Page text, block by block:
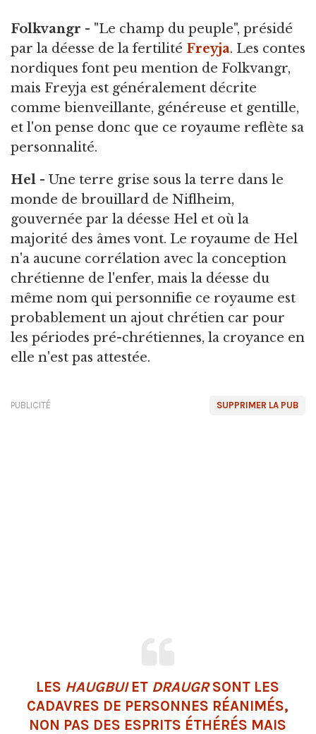
Folkvangr - "Le champ du peuple", présidé
par la déesse de la fertilité Freyja. Les contes
nordiques font peu mention de Folkvangr,
mais Freyja est généralement décrite
comme bienveillante, généreuse et gentille,
et l'on pense donc que ce royaume reflète sa
personnalité.
Hel - Une terre grise sous la terre dans le
monde de brouillard de Niflheim,
gouvernée par la déesse Hel et où la
majorité des âmes vont. Le royaume de Hel
n'a aucune corrélation avec la conception
chrétienne de l'enfer, mais la déesse du
même nom qui personnifie ce royaume est
probablement un ajout chrétien car pour
les périodes pré-chrétiennes, la croyance en
elle n'est pas attestée.
SUPPRIMER LA PUB
PUBLICITÉ
LES HAUGBUIET DRAUGRSONT LES
CADAVRES DE PERSONNES RÉANIMÉS,
NON PAS DES ESPRITS ÉTHÉRÉS MAIS